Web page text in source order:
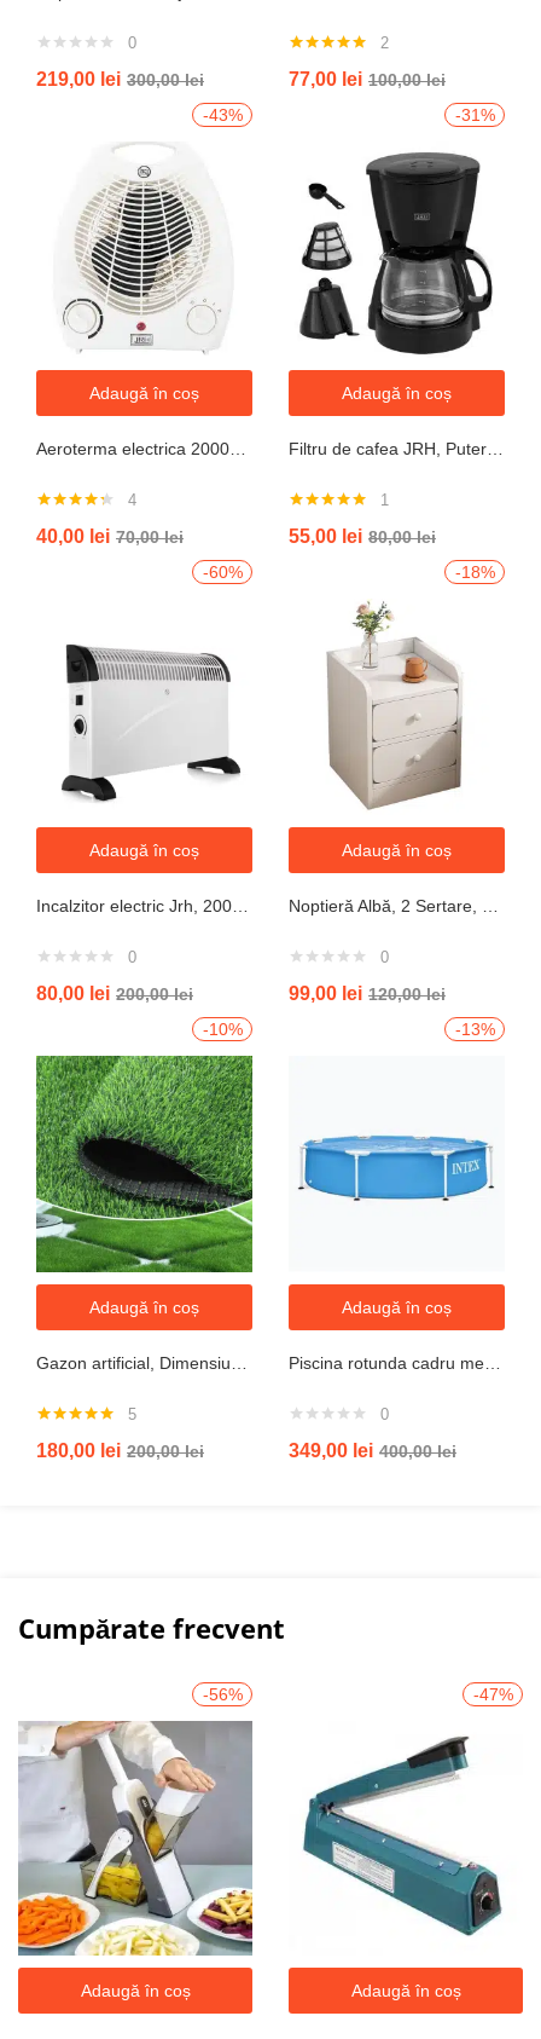
0
219,00 lei 300,00lei
5.00din 5
2
77,00 lei 100,00lei
-43%
Adaugă în coș
4.25din 5
4
40,00 lei 70,00lei
-31%
Adaugă în coș
5.00din 5
1
55,00 lei 80,00lei
-60%
Adaugă în coș
0
80,00 lei 200,00lei
-18%
Adaugă în coș
0
99,00 lei 120,00lei
-10%
Adaugă în coș
5.00din 5
5
180,00 lei 200,00lei
-13%
Adaugă în coș
0
349,00 lei 400,00lei
Cumpărate frecvent
-56%
Adaugă în coș
-47%
Adaugă în coș